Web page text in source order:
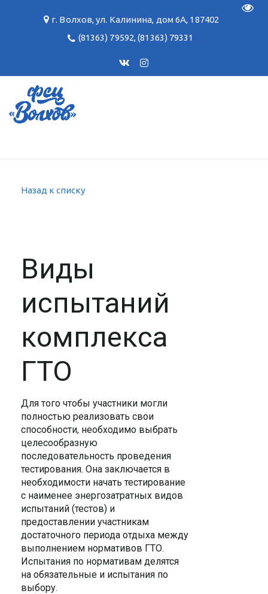
г. Волхов,ул. Калинина, дом 6А, 187402
(81363) 79592,(81363) 79331
Назад к списку
Виды
испытаний
комплекса
ГТО
Для того чтобы участники могли
полностью реализовать свои
способности, необходимо выбрать
целесообразную
последовательность проведения
тестирования. Она заключается в
необходимости начать тестирование
с наименее энергозатратных видов
испытаний (тестов) и
предоставлении участникам
достаточного периода отдыха между
выполнением нормативов ГТО.
Испытания по нормативам делятся
на обязательные и испытания по
выбору.